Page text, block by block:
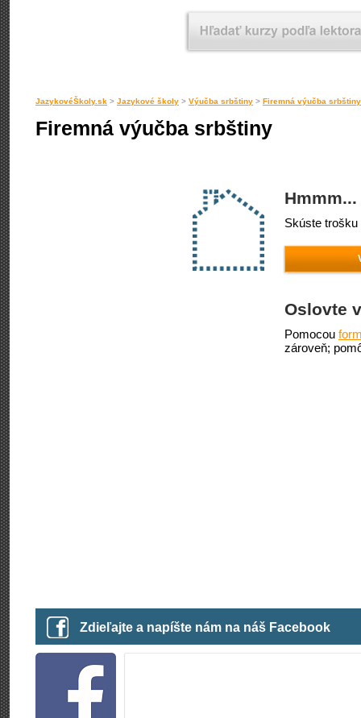
JazykovéŠkoly.sk > Jazykové školy > Výučba srbštiny > Firemná výučba srbštiny
Firemná výučba srbštiny
Skúste
Oslovte
Pomocou
zároveň;
Zdieľajte a napíšte nám na náš Facebook